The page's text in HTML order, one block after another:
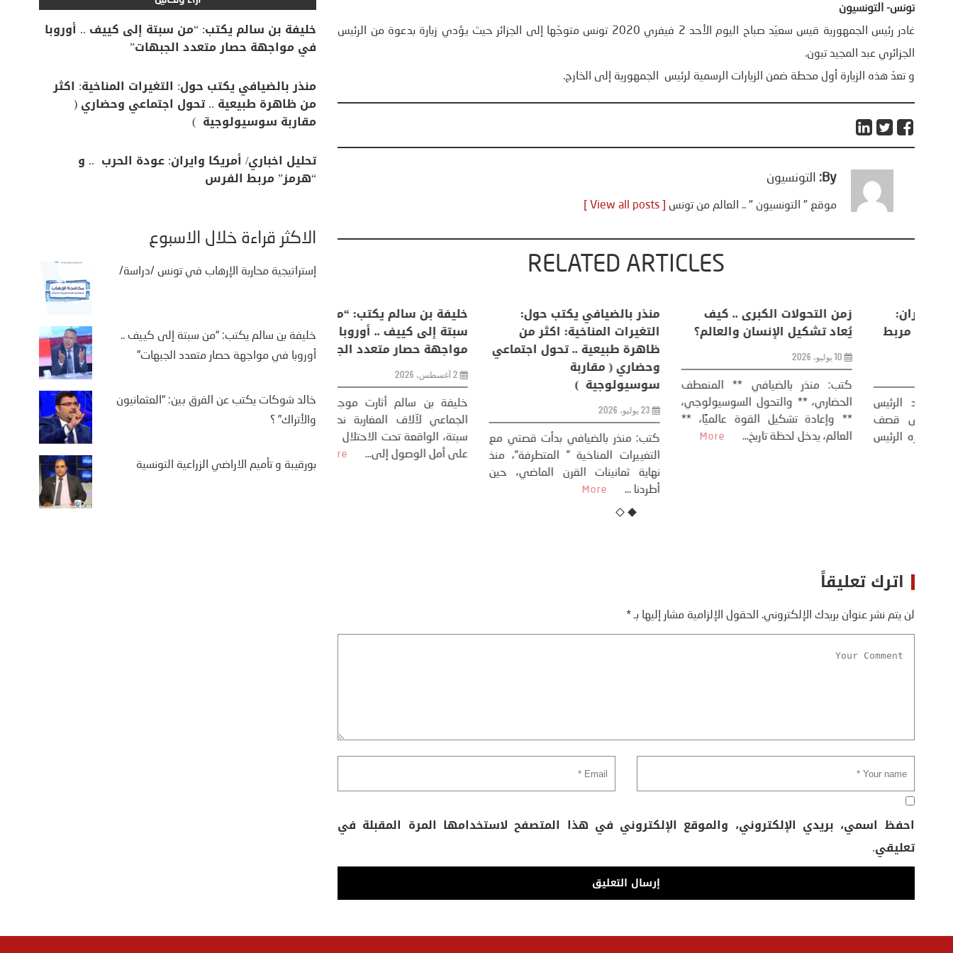
تونس- التونسيون
غادر رئيس الجمهورية قيس سعيّد صباح اليوم الأحد 2 فيفري 2020 تونس متوجّها إلى الجزائر حيث يؤدي زيارة بدعوة من الرئيس
الجزائري عبد المجيد تبون.
و تعدّ هذه الزيارة أول محطة ضمن الزيارات الرسمية لرئيس الجمهورية إلى الخارج.
By: التونسيون
موقع " التونسيون " .. العالم من تونس [ View all posts ]
RELATED ARTICLES
سبتة إلى كييف .. أوروبا في
مواجهة حصار متعدد الجبهات”
خليفة بن سالم أثارت موجة النزوح
الجماعي لآلاف المغاربة نحو مدينة
على أمل الوصول إلى...
منذر بالضيافي يكتب حول:
التغيرات المناخية: اكثر من
ظاهرة طبيعية .. تحول اجتماعي
وحضاري ( مقاربة
سوسيولوجية )
كتب: منذر بالضيافي بدأت قصتي مع
التغييرات المناخية ” المتطرفة”، منذ
نهاية ثمانينات القرن الماضي، حين
زمن التحولات الكبرى .. كيف
يُعاد تشكيل الإنسان والعالم؟
كتب: منذر بالضيافي ** المنعطف
الحضاري، ** والتحول السوسيولوجي،
** وإعادة تشكيل القوة عالميًا، **
العالم، يدخل لحظة تاريخ...
More
تحليل اخباري/ أمريكا وايران:
عودة الحرب .. و “هرمز” مربط
تحليل – منذر بالضيافي عاد الرئيس
الأمريكي دونالد ترامب إلى قصف
ايران، وذلك ردا على ما اعتبره الرئيس
اترك تعليقاً
لن يتم نشر عنوان بريدك الإلكتروني. الحقول الإلزامية مشار إليها بـ*
احفظ اسمي، بريدي الإلكتروني، والموقع الإلكتروني في هذا المتصفح لاستخدامها المرة المقبلة في
تعليقي.
خليفة بن سالم يكتب: “من سبتة إلى كييف .. أوروبا
في مواجهة حصار متعدد الجبهات”
منذر بالضيافي يكتب حول: التغيرات المناخية: اكثر
من ظاهرة طبيعية .. تحول اجتماعي وحضاري (
مقاربة سوسيولوجية )
تحليل اخباري/ أمريكا وايران: عودة الحرب .. و
“هرمز” مربط الفرس
الأكثر قراءة خلال الأسبوع
إستراتيجية محاربة الإرهاب في تونس /دراسة/
خليفة بن سالم يكتب: “من سبتة إلى كييف ..
أوروبا في مواجهة حصار متعدد الجبهات”
خالد شوكات يكتب عن الفرق بين: “العثمانيون
والأتراك” ؟
بورقيبة و تأميم الاراضي الزراعية التونسية